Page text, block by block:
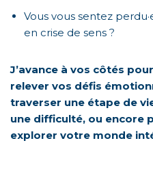
Vous vous sentez
en crise de sens ?
J’avance à vos côtés
relever vos défis
traverser une étape de
une difficulté, ou encore
explorer votre monde